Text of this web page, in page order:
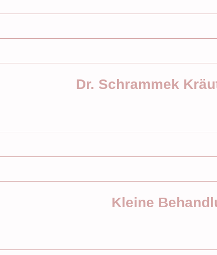
Dr. Schrammek
Kleine